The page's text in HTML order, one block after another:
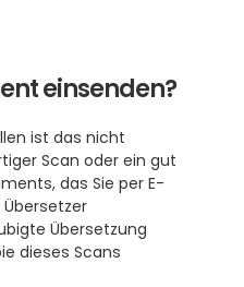
einsenden?
ist das nicht
Scan oder ein gut
das Sie per E-
Übersetzung
dieses Scans